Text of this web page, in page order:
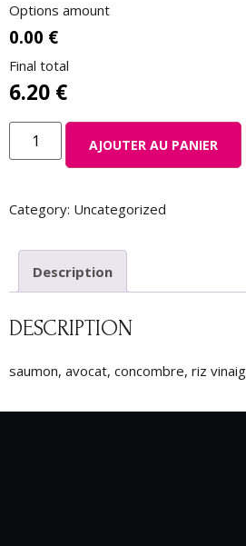
Options amount
0.00 €
Final total
6.20 €
AJOUTER AU PANIER
Category: Uncategorized
Description
DESCRIPTION
saumon, avocat, concombre, riz